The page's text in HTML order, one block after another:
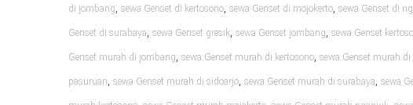
di jombang, sewa Genset di kertosono, sewa Genset di mojokerto, sewa Genset di
Genset di surabaya, sewa Genset gresik, sewa Genset jombang, sewa Genset
Genset murah di jombang, sewa Genset murah di kertosono, sewa Genset murah
pasuruan, sewa Genset murah di sidoarjo, sewa Genset murah di surabaya, sewa